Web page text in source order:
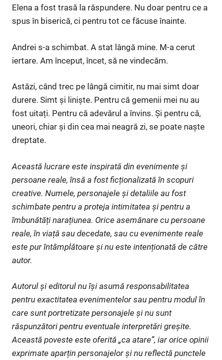
Elena a fost trasă la răspundere. Nu doar pentru ce a
spus în biserică, ci pentru tot ce făcuse înainte.
Andrei s-a schimbat. A stat lângă mine. M-a cerut
iertare. Am început, încet, să ne vindecăm.
Astăzi, când trec pe lângă cimitir, nu mai simt doar
durere. Simt și liniște. Pentru că gemenii mei nu au
fost uitați. Pentru că adevărul a învins. Și pentru că,
uneori, chiar și din cea mai neagră zi, se poate naște
dreptate.
Această lucrare este inspirată din evenimente și
persoane reale, însă a fost ficționalizată în scopuri
creative. Numele, personajele și detaliile au fost
schimbate pentru a proteja intimitatea și pentru a
îmbunătăți narațiunea. Orice asemănare cu persoane
reale, în viață sau decedate, sau cu evenimente reale
este pur întâmplătoare și nu este intenționată de către
autor.
Autorul și editorul nu își asumă responsabilitatea
pentru exactitatea evenimentelor sau pentru modul în
care sunt portretizate personajele și nu sunt
răspunzători pentru eventuale interpretări greșite.
Această poveste este oferită „ca atare”, iar orice opinii
exprimate aparțin personajelor și nu reflectă punctele